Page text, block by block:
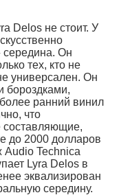
Delos не стоит. У
середина. Он
тех, кто не
универсален. Он
бороздками,
ранний винил
что
составляющие,
до 2000 долларов
Audio Technica
Lyra Delos в
эквализирован
середину.